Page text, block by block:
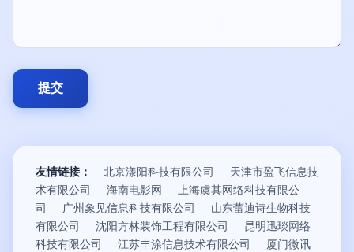
友情链接： 北京漾阳科技有限公司
天津市盈飞信息技
术有限公司
海南电影网
上海虞其网络科技有限公
司
广州象见信息科技有限公司
山东蕾迪诗生物科技
有限公司
沈阳方林装饰工程有限公司
昆明迅琰网络
科技有限公司
江苏丰涂信息技术有限公司
厦门微讯